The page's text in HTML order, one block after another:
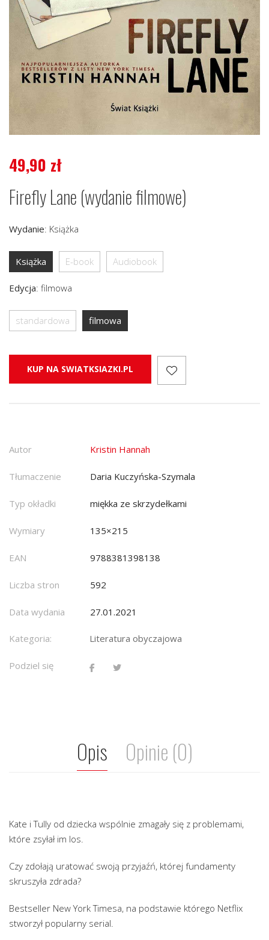
49,90 zł
Firefly Lane (wydanie filmowe)
Wydanie: Książka
Książka E-book Audiobook
Edycja: filmowa
standardowa filmowa
KUP NA SWIATKSIAZKI.PL
Autor Kristin Hannah
Tłumaczenie Daria Kuczyńska-Szymala
Typ okładki miękka ze skrzydełkami
Wymiary 135×215
EAN 9788381398138
Liczba stron 592
Data wydania 27.01.2021
Kategoria: Literatura obyczajowa
Podziel się
Opis Opinie (0)
Kate i Tully od dziecka wspólnie zmagały się z problemami,
które zsyłał im los.
Czy zdołają uratować swoją przyjaźń, której fundamenty
skruszyła zdrada?
Bestseller New York Timesa, na podstawie którego Netflix
stworzył popularny serial.